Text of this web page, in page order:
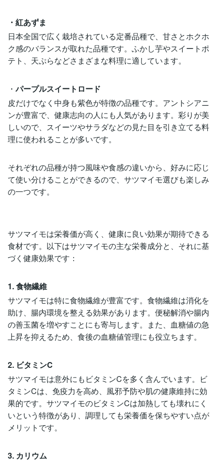
・紅あずま
日本全国で広く栽培されている定番品種で、甘さとホクホ
ク感のバランスが取れた品種です。ふかし芋やスイートポ
テト、天ぷらなどさまざまな料理に適しています。
・パープルスイートロード
皮だけでなく中身も紫色が特徴の品種です。アントシアニ
ンが豊富で、健康志向の人にも人気があります。彩りが美
しいので、スイーツやサラダなどの見た目を引き立てる料
理に使われることが多いです。
それぞれの品種が持つ風味や食感の違いから、好みに応じ
て使い分けることができるので、サツマイモ選びも楽しみ
の一つです。
サツマイモは栄養価が高く、健康に良い効果が期待できる
食材です。以下はサツマイモの主な栄養成分と、それに基
づく健康効果です：
1. 食物繊維
サツマイモは特に食物繊維が豊富です。食物繊維は消化を
助け、腸内環境を整える効果があります。便秘解消や腸内
の善玉菌を増やすことにも寄与します。また、血糖値の急
上昇を抑えるため、食後の血糖値管理にも役立ちます。
2. ビタミンC
サツマイモは意外にもビタミンCを多く含んでいます。ビ
タミンCは、免疫力を高め、風邪予防や肌の健康維持に効
果的です。サツマイモのビタミンCは加熱しても壊れにく
いという特徴があり、調理しても栄養価を保ちやすい点が
メリットです。
3. カリウム